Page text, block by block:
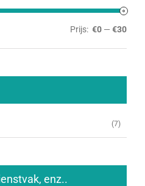
Min.
Max.
Prijs: €0 — €30
(7)
enz..